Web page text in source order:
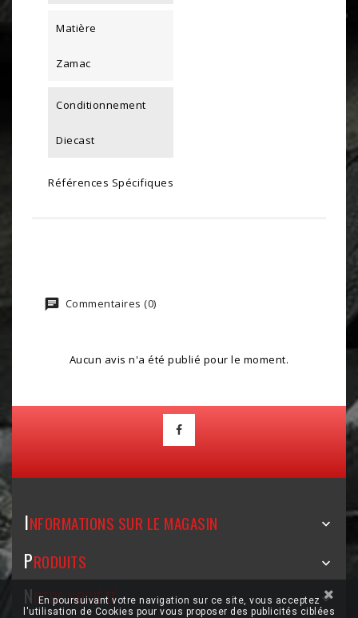
Matière
Zamac
Conditionnement
Diecast
Références Spécifiques
Commentaires (0)
Aucun avis n'a été publié pour le moment.
INFORMATIONS SUR LE MAGASIN 
PRODUITS 
NOTRE SOCIÉTÉ 
En poursuivant votre navigation sur ce site, vous acceptez
l'utilisation de Cookies pour vous proposer des publicités ciblées